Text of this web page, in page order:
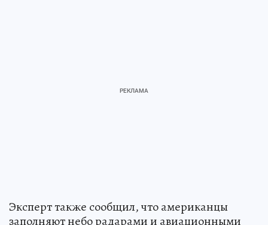
Эксперт также сообщил, что американцы
заполняют небо радарами и авиационными